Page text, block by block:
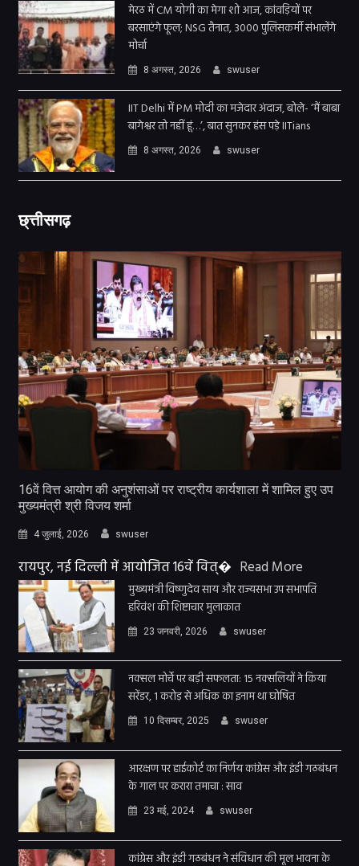
मेरठ में CM योगी का मेगा शो आज, कांवड़ियों पर
बरसाएंगे फूल; NSG तैनात, 3000 पुलिसकर्मी संभालेंगे
मोर्चा
8 अगस्त, 2026 swuser
IIT Delhi में PM मोदी का मजेदार अंदाज, बोले- ‘मैं बाबा
बागेश्वर तो नहीं हूं…’, बात सुनकर हंस पड़े IITians
8 अगस्त, 2026 swuser
छ्त्तीसगढ़
16वें वित्त आयोग की अनुशंसाओं पर राष्ट्रीय कार्यशाला में शामिल हुए उप
मुख्यमंत्री श्री विजय शर्मा
4 जुलाई, 2026 swuser
रायपुर, नई दिल्ली में आयोजित 16वें वित्� Read More
मुख्यमंत्री विष्णुदेव साय और राज्यसभा उप सभापति
हरिवंश की शिष्टाचार मुलाकात
23 जनवरी, 2026 swuser
नक्सल मोर्चे पर बड़ी सफलता: 15 नक्सलियों ने किया
सरेंडर, 1 करोड़ से अधिक का इनाम था घोषित
10 दिसम्बर, 2025 swuser
आरक्षण पर हाईकोर्ट का निर्णय कांग्रेस और इंडी गठबंधन
के गाल पर करारा तमाचा : साव
23 मई, 2024 swuser
कांग्रेस और इंडी गठबंधन ने संविधान की मूल भावना के